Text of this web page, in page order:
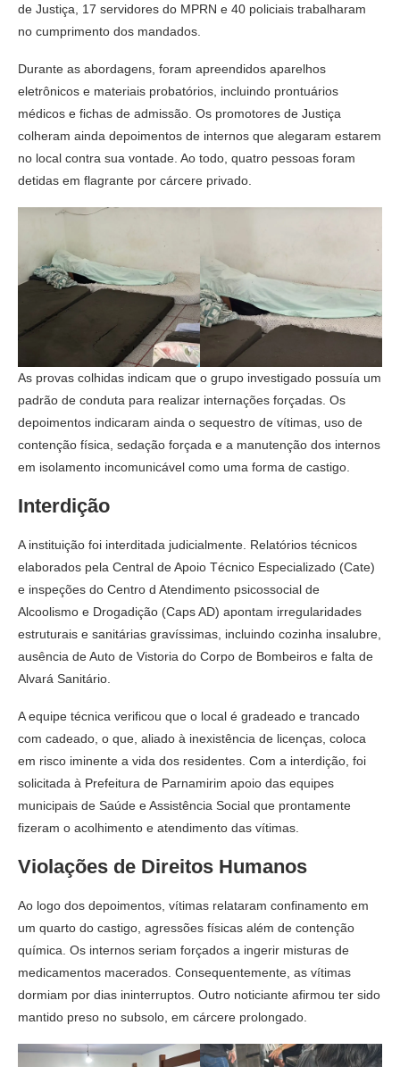
de Justiça, 17 servidores do MPRN e 40 policiais trabalharam
no cumprimento dos mandados.
Durante as abordagens, foram apreendidos aparelhos
eletrônicos e materiais probatórios, incluindo prontuários
médicos e fichas de admissão. Os promotores de Justiça
colheram ainda depoimentos de internos que alegaram estarem
no local contra sua vontade. Ao todo, quatro pessoas foram
detidas em flagrante por cárcere privado.
As provas colhidas indicam que o grupo investigado possuía um
padrão de conduta para realizar internações forçadas. Os
depoimentos indicaram ainda o sequestro de vítimas, uso de
contenção física, sedação forçada e a manutenção dos internos
em isolamento incomunicável como uma forma de castigo.
Interdição
A instituição foi interditada judicialmente. Relatórios técnicos
elaborados pela Central de Apoio Técnico Especializado (Cate)
e inspeções do Centro d Atendimento psicossocial de
Alcoolismo e Drogadição (Caps AD) apontam irregularidades
estruturais e sanitárias gravíssimas, incluindo cozinha insalubre,
ausência de Auto de Vistoria do Corpo de Bombeiros e falta de
Alvará Sanitário.
A equipe técnica verificou que o local é gradeado e trancado
com cadeado, o que, aliado à inexistência de licenças, coloca
em risco iminente a vida dos residentes. Com a interdição, foi
solicitada à Prefeitura de Parnamirim apoio das equipes
municipais de Saúde e Assistência Social que prontamente
fizeram o acolhimento e atendimento das vítimas.
Violações de Direitos Humanos
Ao logo dos depoimentos, vítimas relataram confinamento em
um quarto do castigo, agressões físicas além de contenção
química. Os internos seriam forçados a ingerir misturas de
medicamentos macerados. Consequentemente, as vítimas
dormiam por dias ininterruptos. Outro noticiante afirmou ter sido
mantido preso no subsolo, em cárcere prolongado.